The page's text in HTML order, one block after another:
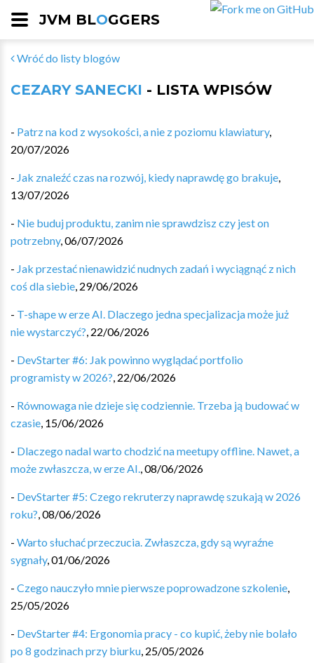
JVM BLOGGERS
Wróć do listy blogów
CEZARY SANECKI - LISTA WPISÓW
- Patrz na kod z wysokości, a nie z poziomu klawiatury,
20/07/2026
- Jak znaleźć czas na rozwój, kiedy naprawdę go brakuje,
13/07/2026
- Nie buduj produktu, zanim nie sprawdzisz czy jest on
potrzebny,06/07/2026
- Jak przestać nienawidzić nudnych zadań i wyciągnąć z nich
coś dla siebie, 29/06/2026
- T-shape w erze AI. Dlaczego jedna specjalizacja może już
nie wystarczyć?, 22/06/2026
- DevStarter #6: Jak powinno wyglądać portfolio
programisty w 2026?, 22/06/2026
- Równowaga nie dzieje się codziennie. Trzeba ją budować w
czasie, 15/06/2026
- Dlaczego nadal warto chodzić na meetupy offline. Nawet, a
może zwłaszcza, w erze AI.,08/06/2026
- DevStarter #5: Czego rekruterzy naprawdę szukają w 2026
roku?,08/06/2026
- Warto słuchać przeczucia. Zwłaszcza, gdy są wyraźne
sygnały,01/06/2026
- Czego nauczyło mnie pierwsze poprowadzone szkolenie,
25/05/2026
- DevStarter #4: Ergonomia pracy - co kupić, żeby nie bolało
po 8 godzinach przy biurku, 25/05/2026